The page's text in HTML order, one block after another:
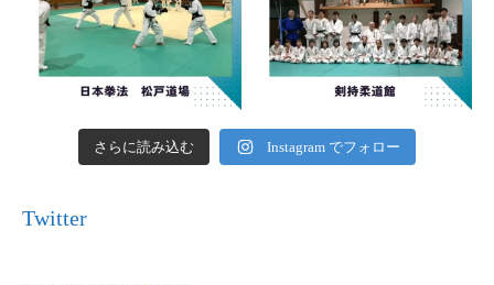
さらに読み込む Instagram でフォロー
Twitter